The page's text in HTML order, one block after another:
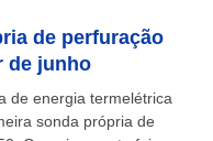
de perfuração
de junho
de energia termelétrica
sonda própria de